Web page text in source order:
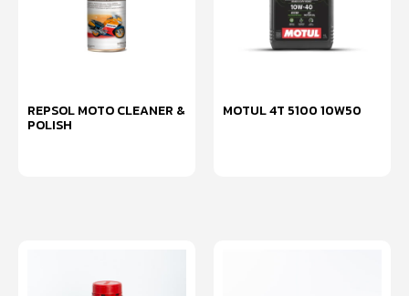
REPSOL MOTO CLEANER &
POLISH
MOTUL 4T 5100 10W50